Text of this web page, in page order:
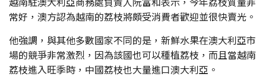
常好，澳方認為越南的荔枝將頗受消費者歡迎並很快賣光。
他強調，與其他多數國家不同的是，新鮮水果在澳大利亞市
場的競爭非常激烈，因為該國也可以種植荔枝，而且當越南
荔枝進入旺季時，中國荔枝也大量進口澳大利亞。